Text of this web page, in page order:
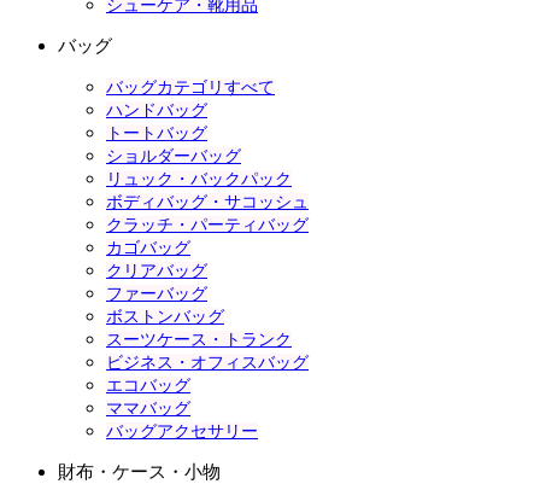
シューケア・靴用品
バッグ
バッグカテゴリすべて
ハンドバッグ
トートバッグ
ショルダーバッグ
リュック・バックパック
ボディバッグ・サコッシュ
クラッチ・パーティバッグ
カゴバッグ
クリアバッグ
ファーバッグ
ボストンバッグ
スーツケース・トランク
ビジネス・オフィスバッグ
エコバッグ
ママバッグ
バッグアクセサリー
財布・ケース・小物